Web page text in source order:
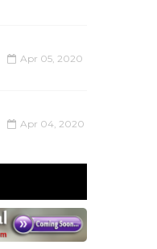
Apr 05, 2020
Apr 04, 2020